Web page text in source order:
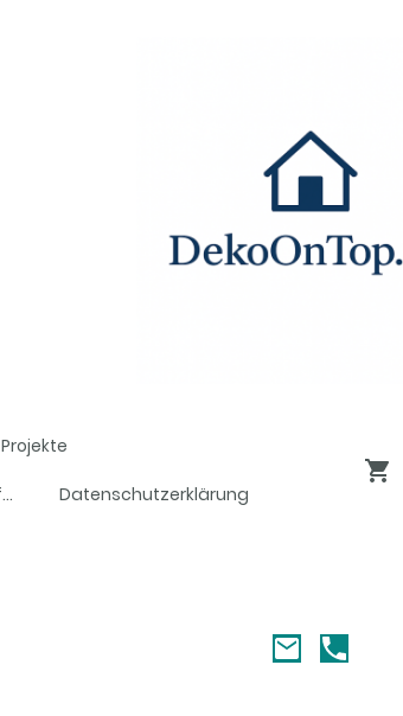
Projekte
Kontakt / Vertrag Widerrufen Datenschutzerklärung